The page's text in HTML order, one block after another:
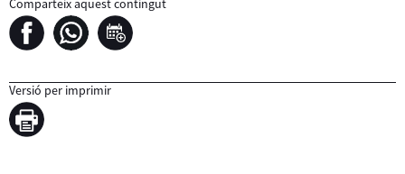
Comparteix aquest contingut
Versió per imprimir